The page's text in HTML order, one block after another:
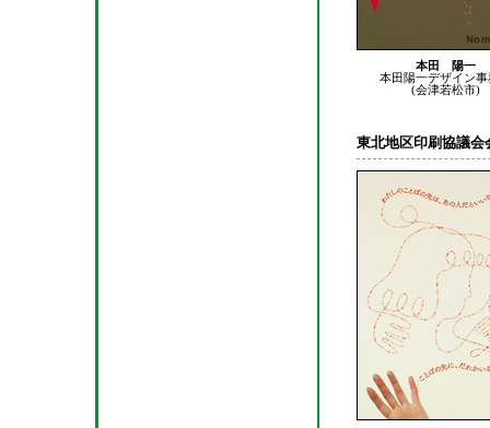
本田 陽一
本田陽一デザイン事
(会津若松市)
東北地区印刷協議会